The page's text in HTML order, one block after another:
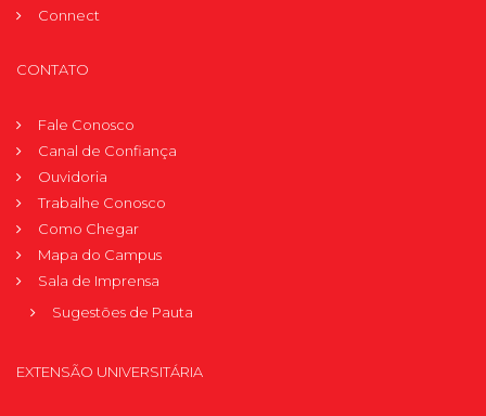
Connect
CONTATO
Fale Conosco
Canal de Confiança
Ouvidoria
Trabalhe Conosco
Como Chegar
Mapa do Campus
Sala de Imprensa
Sugestões de Pauta
EXTENSÃO UNIVERSITÁRIA